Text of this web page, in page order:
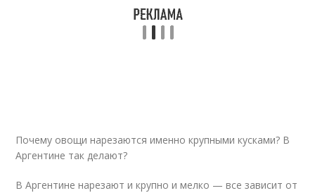
Почему овощи нарезаются именно крупными кусками? В
Аргентине так делают?
В Аргентине нарезают и крупно и мелко — все зависит от